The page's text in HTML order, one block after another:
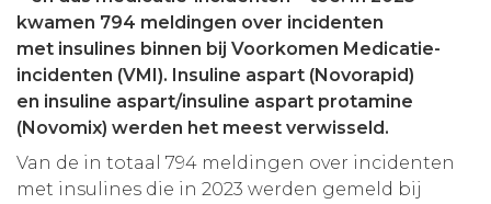
kwamen 794 meldingen over incidenten
met insulines binnen bij Voorkomen Medicatie-
incidenten (VMI). Insuline aspart (Novorapid)
en insuline aspart/insuline aspart protamine
(Novomix) werden het meest verwisseld.
Van de in totaal 794 meldingen over incidenten
met insulines die in 2023 werden gemeld bij